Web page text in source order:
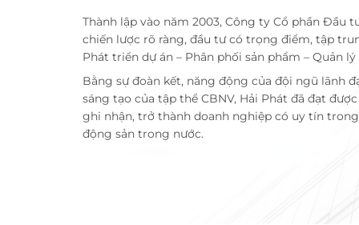
Thành lập vào năm 2003, Công ty Cổ phần Đầu
chiến lược rõ ràng, đầu tư có trọng điểm, tập
Phát triển dự án – Phân phối sản phẩm – Quản
Bằng sự đoàn kết, năng động của đội ngũ lãnh
sáng tạo của tập thể CBNV, Hải Phát đã đạt
ghi nhận, trở thành doanh nghiệp có uy tín
động sản trong nước.